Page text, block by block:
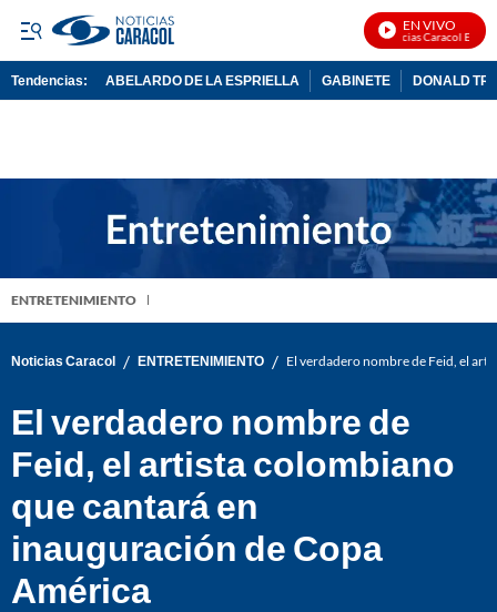
EN VIVO
Noticias Caracol En Vivo
Tendencias: ABELARDO DE LA ESPRIELLA GABINETE DONALD
ENTRETENIMIENTO
Noticias Caracol / ENTRETENIMIENTO / El verdadero nombre de Feid, el
El verdadero nombre de
Feid, el artista colombiano
que cantará en
inauguración de Copa
América